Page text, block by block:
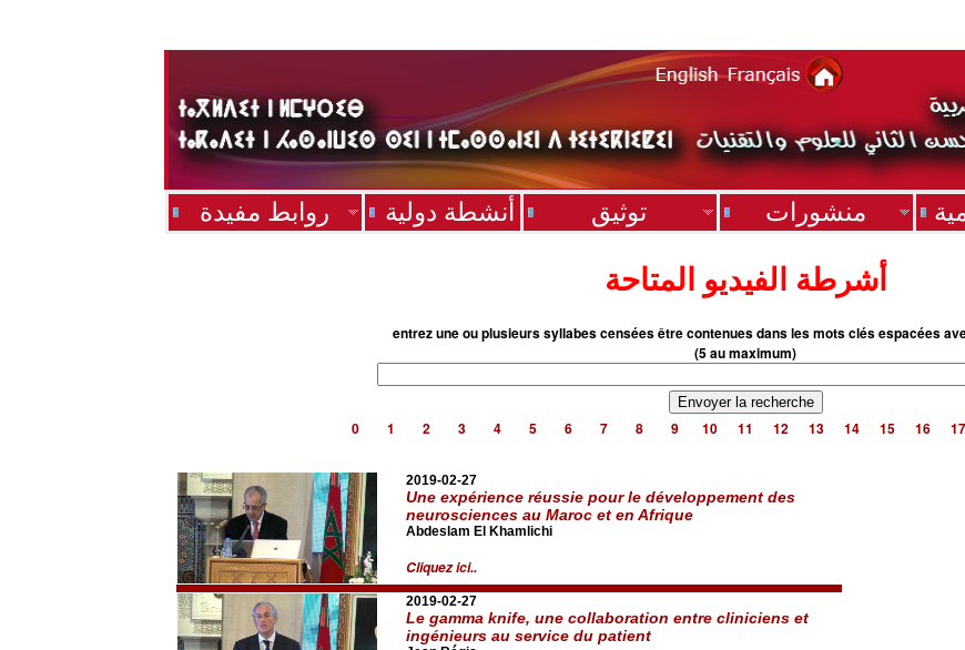
روابط مفيدة أنشطة دولية توثيق منشورات
أشرطة الفيديو المتاحة
entrez une ou plusieurs syllabes censées être contenues dans les mots clés espacées
(5 au maximum)
0 1 2 3 4 5 6 7 8 9 10 11 12 13 14 15 16 17
2019-02-27
Une expérience réussie pour le développement des
neurosciences au Maroc et en Afrique
Abdeslam El Khamlichi
Cliquez ici..
2019-02-27
Le gamma knife, une collaboration entre cliniciens et
ingénieurs au service du patient